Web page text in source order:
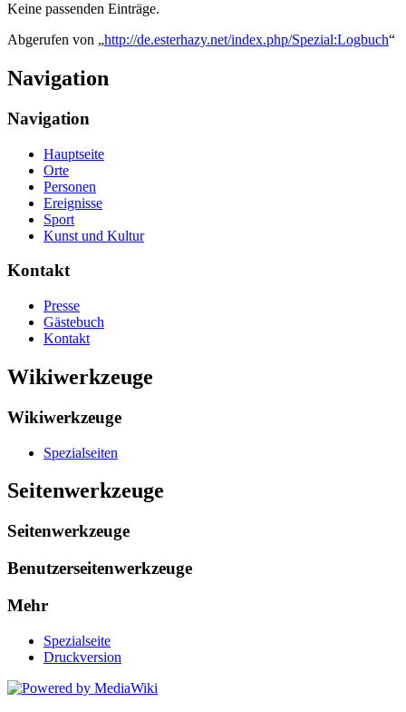
Keine passenden Einträge.
Abgerufen von „http://de.esterhazy.net/index.php/Spezial:Logbuch“
Navigation
Navigation
Hauptseite
Orte
Personen
Ereignisse
Sport
Kunst und Kultur
Kontakt
Presse
Gästebuch
Kontakt
Wikiwerkzeuge
Wikiwerkzeuge
Spezialseiten
Seitenwerkzeuge
Seitenwerkzeuge
Benutzerseitenwerkzeuge
Mehr
Spezialseite
Druckversion